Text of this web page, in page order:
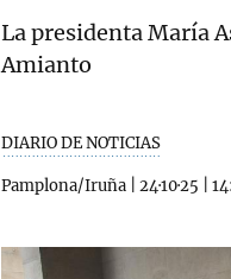
La presidenta María
Amianto
DIARIO DE NOTICIAS
Pamplona/Iruña 24·10·25